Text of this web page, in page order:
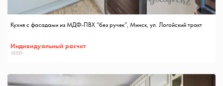
Кухня с фасадами из МДФ-ПВХ “без ручек”, Минск, ул. Логойский тракт
Индивидуальный расчет
12321